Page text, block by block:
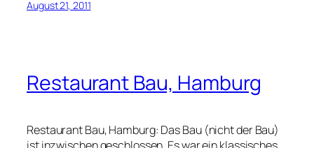
August 21, 2011
Restaurant Bau, Hamburg
Restaurant Bau, Hamburg: Das Bau (nicht der Bau)